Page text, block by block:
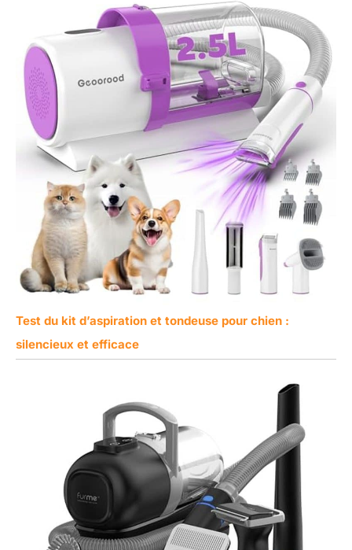
Test du kit d’aspiration et tondeuse pour chien :
silencieux et efficace